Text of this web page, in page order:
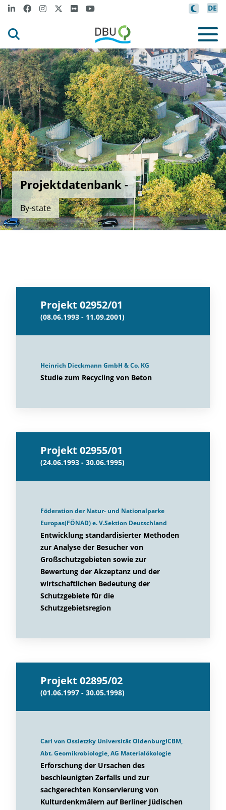
DE
Projektdatenbank -
By-state
Projekt 02952/01
(08.06.1993 - 11.09.2001)
Heinrich Dieckmann GmbH & Co. KG
Studie zum Recycling von Beton
Projekt 02955/01
(24.06.1993 - 30.06.1995)
Föderation der Natur- und Nationalparke
Europas(FÖNAD) e. V.Sektion Deutschland
Entwicklung standardisierter Methoden
zur Analyse der Besucher von
Großschutzgebieten sowie zur
Bewertung der Akzeptanz und der
wirtschaftlichen Bedeutung der
Schutzgebiete für die
Schutzgebietsregion
Projekt 02895/02
(01.06.1997 - 30.05.1998)
Carl von Ossietzky Universität OldenburgICBM,
Abt. Geomikrobiologie, AG Materialökologie
Erforschung der Ursachen des
beschleunigten Zerfalls und zur
sachgerechten Konservierung von
Kulturdenkmälern auf Berliner Jüdischen